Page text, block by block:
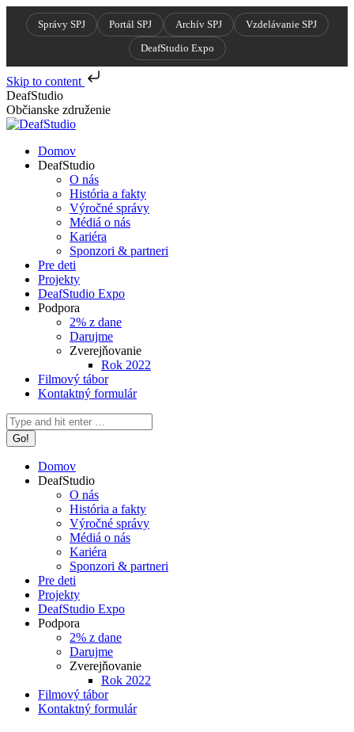
Správy SPJ Portál SPJ Archív SPJ
Vzdelávanie SPJ
DeafStudio Expo
Skip to content
Skip
to
content
DeafStudio
Občianske združenie
Domov
DeafStudio
O nás
História a fakty
Výročné správy
Médiá o nás
Kariéra
Sponzori & partneri
Pre deti
Projekty
DeafStudio Expo
Podpora
2% z dane
Darujme
Zverejňovanie
Rok 2022
Filmový tábor
Kontaktný formulár
Search:
Domov
DeafStudio
O nás
História a fakty
Výročné správy
Médiá o nás
Kariéra
Sponzori & partneri
Pre deti
Projekty
DeafStudio Expo
Podpora
2% z dane
Darujme
Zverejňovanie
Rok 2022
Filmový tábor
Kontaktný formulár